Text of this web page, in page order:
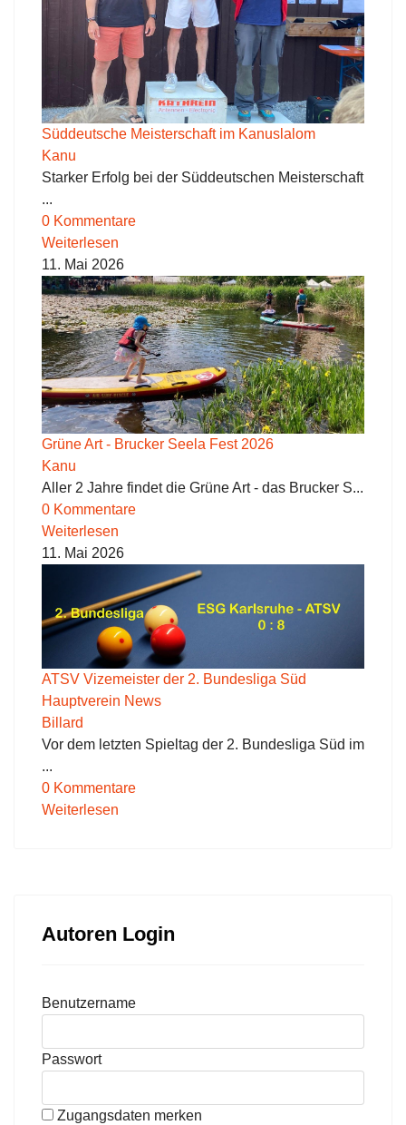
Süddeutsche Meisterschaft im Kanuslalom
Kanu
Starker Erfolg bei der Süddeutschen Meisterschaft
...
0 Kommentare
Weiterlesen
11. Mai 2026
Grüne Art - Brucker Seela Fest 2026
Kanu
Aller 2 Jahre findet die Grüne Art - das Brucker S...
0 Kommentare
Weiterlesen
11. Mai 2026
ATSV Vizemeister der 2. Bundesliga Süd
Hauptverein News
Billard
Vor dem letzten Spieltag der 2. Bundesliga Süd im
...
0 Kommentare
Weiterlesen
Autoren Login
Benutzername
Passwort
Zugangsdaten merken